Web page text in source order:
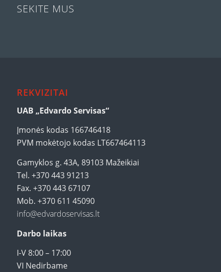
SEKITE MUS
REKVIZITAI
UAB „Edvardo Servisas“
Įmonės kodas 166746418
PVM mokėtojo kodas LT667464113
Gamyklos g. 43A, 89103 Mažeikiai
Tel. +370 443 91213
Fax. +370 443 67107
Mob. +370 611 45090
info@edvardoservisas.lt
Darbo laikas
I-V 8:00 – 17:00
VI Nedirbame